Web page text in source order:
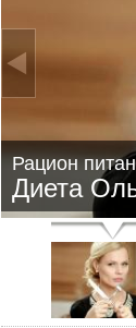
Рацион
Диета